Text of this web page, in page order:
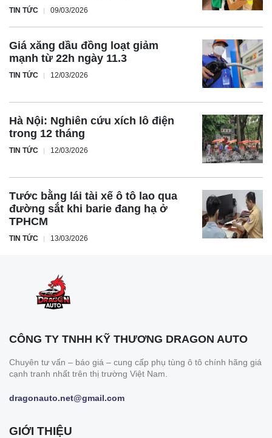
TIN TỨC 09/03/2026
Giá xăng dầu đồng loạt giảm
mạnh từ 22h ngày 11.3
TIN TỨC 12/03/2026
Hà Nội: Nghiên cứu xích lô điện
trong 12 tháng
TIN TỨC 12/03/2026
Tước bằng lái tài xế ô tô lao qua
đường sắt khi barie đang hạ ở
TPHCM
TIN TỨC 13/03/2026
CÔNG TY TNHH KỸ THƯƠNG DRAGON AUTO
Chuyên tư vấn – báo giá – cung cấp phụ tùng ô tô chính hãng giá
cạnh tranh nhất trên thị trường Việt Nam.
dragonauto.net@gmail.com
GIỚI THIỆU